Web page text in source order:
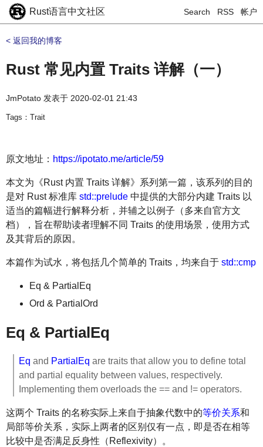
Rust语言中文社区 Search RSS 帐户
< 返回我的博客
Rust 常见内置 Traits 详解（一）
JmPotato 发表于 2020-02-01 21:43
Tags：Trait
原文地址： https://ipotato.me/article/59
本文为《Rust 内置 Traits 详解》系列第一篇，该系列的目的
是对 Rust 标准库 std::prelude 中提供的大部分内建 Traits 以
适当的篇幅进行解释分析，并辅之以例子（多来自官方文
档），旨在帮助读者理解不同 Traits 的使用场景，使用方式
及其背后的原因。
本篇作为试水，将包括几个简单的 Traits，均来自于 std::cmp
Eq & PartialEq
Ord & PartialOrd
Eq & PartialEq
Eq and PartialEq are traits that allow you to define total
and partial equality between values, respectively.
Implementing them overloads the == and != operators.
这两个 Traits 的名称实际上来自于抽象代数中的等价关系和
局部等价关系，实际上两者的区别仅有一点，即是否在相等
比较中是否满足反身性（Reflexivity）。